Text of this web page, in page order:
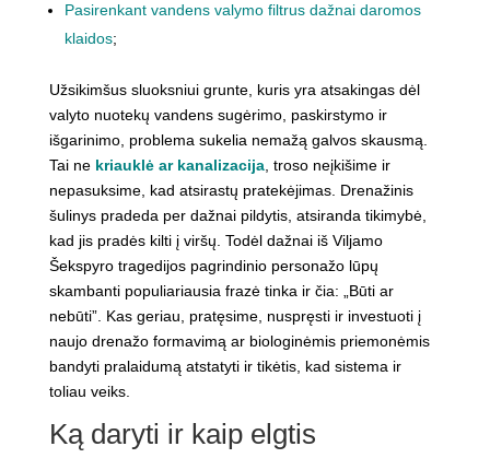
Pasirenkant vandens valymo filtrus dažnai daromos
klaidos;
Užsikimšus sluoksniui grunte, kuris yra atsakingas dėl
valyto nuotekų vandens sugėrimo, paskirstymo ir
išgarinimo, problema sukelia nemažą galvos skausmą.
Tai ne kriauklė ar kanalizacija, troso neįkišime ir
nepasuksime, kad atsirastų pratekėjimas. Drenažinis
šulinys pradeda per dažnai pildytis, atsiranda tikimybė,
kad jis pradės kilti į viršų. Todėl dažnai iš Viljamo
Šekspyro tragedijos pagrindinio personažo lūpų
skambanti populiariausia frazė tinka ir čia: „Būti ar
nebūti”. Kas geriau, pratęsime, nuspręsti ir investuoti į
naujo drenažo formavimą ar biologinėmis priemonėmis
bandyti pralaidumą atstatyti ir tikėtis, kad sistema ir
toliau veiks.
Ką daryti ir kaip elgtis